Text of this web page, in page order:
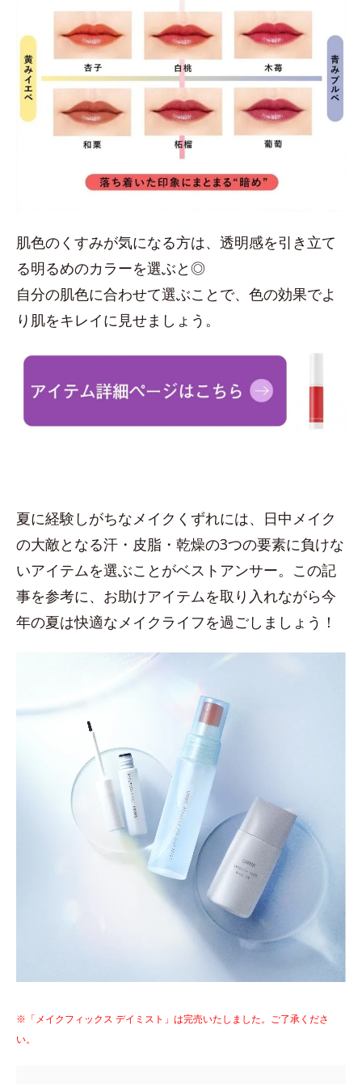
肌色のくすみが気になる方は、透明感を引き立て
る明るめのカラーを選ぶと◎
自分の肌色に合わせて選ぶことで、色の効果でよ
り肌をキレイに見せましょう。
夏に経験しがちなメイクくずれには、日中メイク
の大敵となる汗・皮脂・乾燥の3つの要素に負けな
いアイテムを選ぶことがベストアンサー。この記
事を参考に、お助けアイテムを取り入れながら今
年の夏は快適なメイクライフを過ごしましょう！
※「メイクフィックス デイミスト」は完売いたしました。ご了承くださ
い。